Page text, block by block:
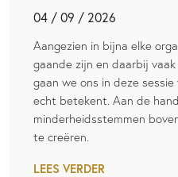
04 / 09 / 2026
Aangezien in bijna elke
gaande zijn en daarbij
gaan we ons in deze
echt betekent. Aan de
minderheidsstemmen
te creëren.
LEES VERDER